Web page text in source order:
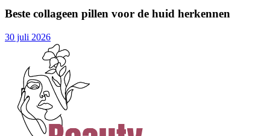
Beste collageen pillen voor de huid herkennen
30 juli 2026